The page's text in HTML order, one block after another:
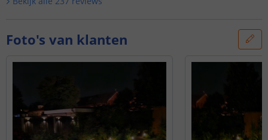
Foto's van klanten